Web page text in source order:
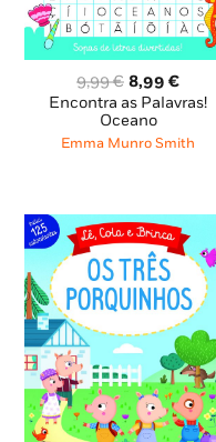
9,99€ O
preço
original
era:
8,99€O
preço
é:
Encontra as Palavras!
Oceano
Emma Munro Smith